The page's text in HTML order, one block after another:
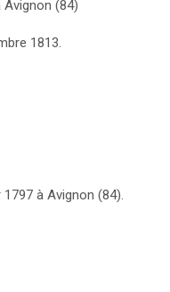
(84)
1813.
à Avignon (84).